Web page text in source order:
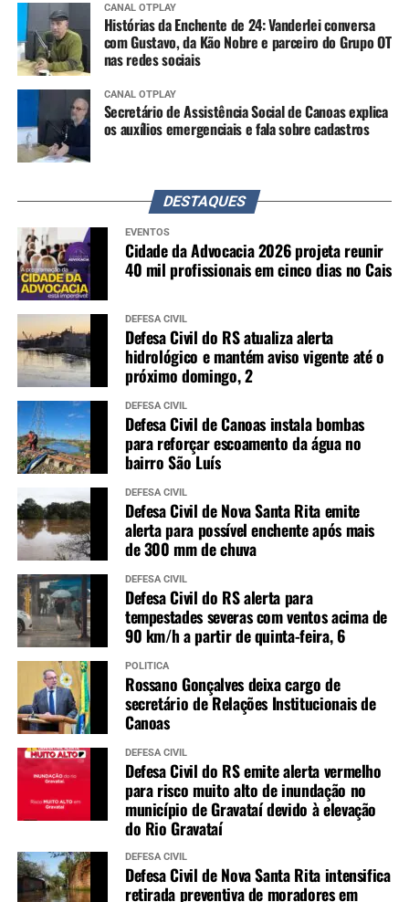
CANAL OTPLAY
Histórias da Enchente de 24: Vanderlei conversa
com Gustavo, da Kão Nobre e parceiro do Grupo OT
nas redes sociais
CANAL OTPLAY
Secretário de Assistência Social de Canoas explica
os auxílios emergenciais e fala sobre cadastros
DESTAQUES
EVENTOS
Cidade da Advocacia 2026 projeta reunir
40 mil profissionais em cinco dias no Cais
DEFESA CIVIL
Defesa Civil do RS atualiza alerta
hidrológico e mantém aviso vigente até o
próximo domingo, 2
DEFESA CIVIL
Defesa Civil de Canoas instala bombas
para reforçar escoamento da água no
bairro São Luís
DEFESA CIVIL
Defesa Civil de Nova Santa Rita emite
alerta para possível enchente após mais
de 300 mm de chuva
DEFESA CIVIL
Defesa Civil do RS alerta para
tempestades severas com ventos acima de
90 km/h a partir de quinta-feira, 6
POLÍTICA
Rossano Gonçalves deixa cargo de
secretário de Relações Institucionais de
Canoas
DEFESA CIVIL
Defesa Civil do RS emite alerta vermelho
para risco muito alto de inundação no
município de Gravataí devido à elevação
do Rio Gravataí
DEFESA CIVIL
Defesa Civil de Nova Santa Rita intensifica
retirada preventiva de moradores em